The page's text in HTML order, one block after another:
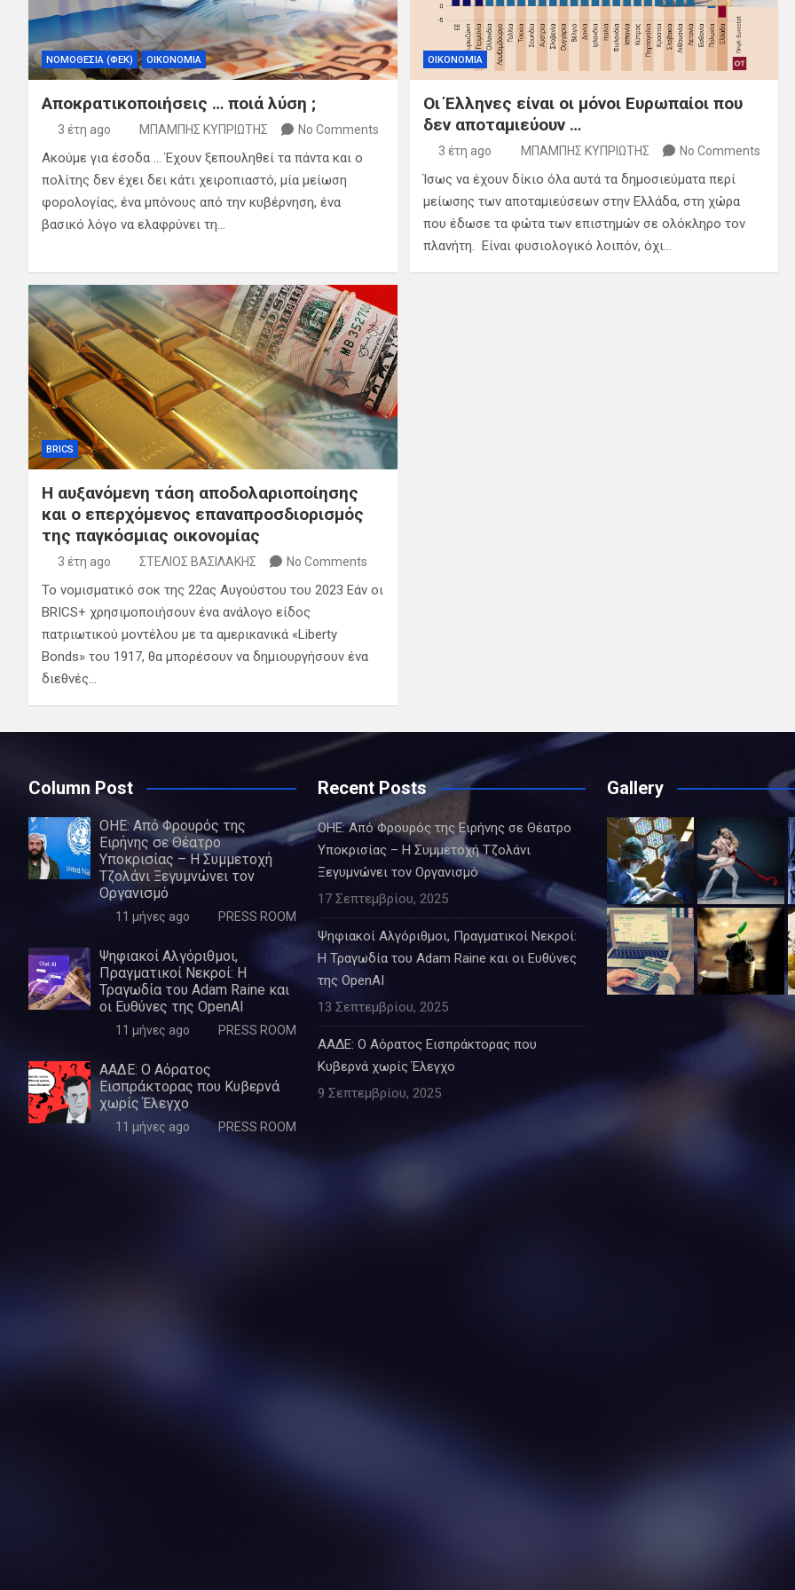
ΝΟΜΟΘΕΣΙΑ (ΦΕΚ) ΟΙΚΟΝΟΜΙΑ
Αποκρατικοποιήσεις … ποιά λύση ;
3 έτη ago ΜΠΑΜΠΗΣ ΚΥΠΡΙΩΤΗΣ No Comments
Ακούμε για έσοδα … Έχουν ξεπουληθεί τα πάντα και ο
πολίτης δεν έχει δει κάτι χειροπιαστό, μία μείωση
φορολογίας, ένα μπόνους από την κυβέρνηση, ένα
βασικό λόγο να ελαφρύνει τη…
ΟΙΚΟΝΟΜΙΑ
Οι Έλληνες είναι οι μόνοι Ευρωπαίοι που
δεν αποταμιεύουν …
3 έτη ago ΜΠΑΜΠΗΣ ΚΥΠΡΙΩΤΗΣ No Comments
Ίσως να έχουν δίκιο όλα αυτά τα δημοσιεύματα περί
μείωσης των αποταμιεύσεων στην Ελλάδα, στη χώρα
που έδωσε τα φώτα των επιστημών σε ολόκληρο τον
πλανήτη. Είναι φυσιολογικό λοιπόν, όχι…
BRICS
Η αυξανόμενη τάση αποδολαριοποίησης
και ο επερχόμενος επαναπροσδιορισμός
της παγκόσμιας οικονομίας
3 έτη ago ΣΤΕΛΙΟΣ ΒΑΣΙΛΑΚΗΣ No Comments
Το νομισματικό σοκ της 22ας Αυγούστου του 2023 Εάν οι
BRICS+ χρησιμοποιήσουν ένα ανάλογο είδος
πατριωτικού μοντέλου με τα αμερικανικά «Liberty
Bonds» του 1917, θα μπορέσουν να δημιουργήσουν ένα
διεθνές…
Column Post
ΟΗΕ: Από Φρουρός της
Ειρήνης σε Θέατρο
Υποκρισίας – Η Συμμετοχή
Τζολάνι Ξεγυμνώνει τον
Οργανισμό
11 μήνες ago PRESS ROOM
Ψηφιακοί Αλγόριθμοι,
Πραγματικοί Νεκροί: Η
Τραγωδία του Adam Raine και
οι Ευθύνες της OpenAI
11 μήνες ago PRESS ROOM
ΑΑΔΕ: Ο Αόρατος
Εισπράκτορας που Κυβερνά
χωρίς Έλεγχο
11 μήνες ago PRESS ROOM
Recent Posts
ΟΗΕ: Από Φρουρός της Ειρήνης σε Θέατρο
Υποκρισίας – Η Συμμετοχή Τζολάνι
Ξεγυμνώνει τον Οργανισμό
17 Σεπτεμβρίου, 2025
Ψηφιακοί Αλγόριθμοι, Πραγματικοί Νεκροί:
Η Τραγωδία του Adam Raine και οι Ευθύνες
της OpenAI
13 Σεπτεμβρίου, 2025
ΑΑΔΕ: Ο Αόρατος Εισπράκτορας που
Κυβερνά χωρίς Έλεγχο
9 Σεπτεμβρίου, 2025
Gallery